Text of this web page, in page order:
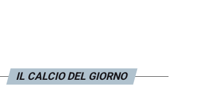
IL CALCIO DEL GIORNO